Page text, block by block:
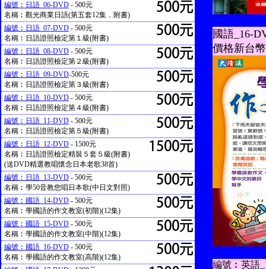
編號︰日語_06-DVD - 500元
名稱︰觀光商業日語(第五套12集．附書)
編號︰日語_07-DVD - 500元
名稱︰日語證照檢定第１級(附書)
編號︰日語_08-DVD - 500元
名稱︰日語證照檢定第２級(附書)
編號︰日語_09-DVD-500元
名稱︰日語證照檢定第３級(附書)
編號︰日語_10-DVD - 500元
名稱︰日語證照檢定第４級(附書)
編號︰日語_11-DVD - 500元
名稱︰日語證照檢定第５級(附書)
編號︰日語_12-DVD - 1500元
名稱︰日語證照檢定精裝５套５級(附書)
(送DVD精選教唱懷念日本老歌38首)
編號︰日語_13-DVD - 500元
名稱︰學50音教您唱日本歌(中日文對照)
編號︰國語_14-DVD - 500元
名稱︰學國語的作文教室(初階)(12集)
編號︰國語_15-DVD - 500元
名稱︰學國語的作文教室(中階)(12集)
編號︰國語_16-DVD - 500元
名稱︰學國語的作文教室(高階)(12集)
國語_16-
價格新台
編號︰英語